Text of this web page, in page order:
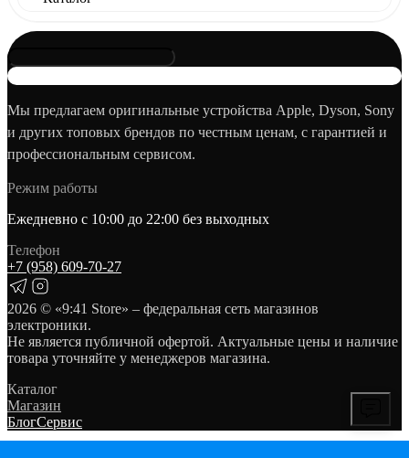
Мы предлагаем оригинальные устройства Apple, Dyson, Sony
и других топовых брендов по честным ценам, с гарантией и
профессиональным сервисом.
Режим работы
Ежедневно с 10:00 до 22:00 без выходных
Телефон
+7 (958) 609‑70‑27
2026 © «9:41 Store» – федеральная сеть магазинов
электроники.
Не является публичной офертой. Актуальные цены и наличие
товара уточняйте у менеджеров магазина.
Каталог
Магазин
БлогСервис